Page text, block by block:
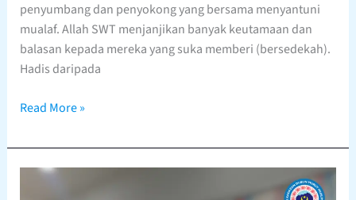
penyumbang dan penyokong yang bersama menyantuni
mualaf. Allah SWT menjanjikan banyak keutamaan dan
balasan kepada mereka yang suka memberi (bersedekah).
Hadis daripada
Read More »
PANDUAN